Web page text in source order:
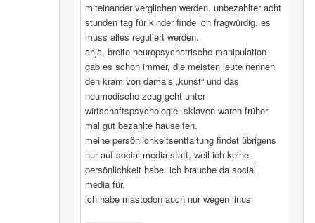
miteinander verglichen werden. unbezahlter acht
stunden tag für kinder finde ich fragwürdig. es
muss alles reguliert werden.
ahja, breite neuropsychatrische manipulation
gab es schon immer, die meisten leute nennen
den kram von damals „kunst“ und das
neumodische zeug geht unter
wirtschaftspsychologie. sklaven waren früher
mal gut bezahlte hauselfen.
meine persönlichkeitsentfaltung findet übrigens
nur auf social media statt, weil ich keine
persönlichkeit habe. ich brauche da social
media für.
ich habe mastodon auch nur wegen linus